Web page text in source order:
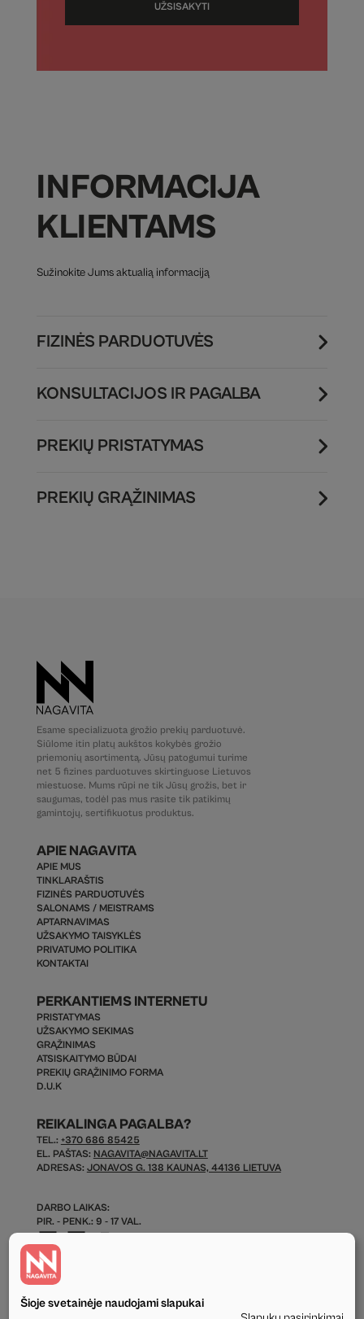
UŽSISAKYTI
INFORMACIJA
KLIENTAMS
Sužinokite Jums aktualią informaciją
FIZINĖS PARDUOTUVĖS
KONSULTACIJOS IR PAGALBA
PREKIŲ PRISTATYMAS
PREKIŲ GRĄŽINIMAS
Esame specializuota grožio prekių parduotuvė.
Siūlome itin platų aukštos kokybės grožio
priemonių asortimentą. Jūsų patogumui turime
net 5 fizines parduotuves skirtinguose Lietuvos
miestuose. Mums rūpi ne tik Jūsų grožis, bet ir
saugumas, todėl pas mus rasite tik patikimų
gamintojų, sertifikuotus produktus.
APIE NAGAVITA
APIE MUS
TINKLARAŠTIS
FIZINĖS PARDUOTUVĖS
SALONAMS / MEISTRAMS
APTARNAVIMAS
UŽSAKYMO TAISYKLĖS
PRIVATUMO POLITIKA
KONTAKTAI
PERKANTIEMS INTERNETU
PRISTATYMAS
UŽSAKYMO SEKIMAS
GRĄŽINIMAS
ATSISKAITYMO BŪDAI
PREKIŲ GRĄŽINIMO FORMA
D.U.K
REIKALINGA PAGALBA?
TEL.: +370 686 85425
EL. PAŠTAS: NAGAVITA@NAGAVITA.LT
ADRESAS: JONAVOS G. 138 KAUNAS, 44136 LIETUVA
DARBO LAIKAS:
PIR. - PENK.: 9 - 17 VAL.
Šioje svetainėje naudojami slapukai